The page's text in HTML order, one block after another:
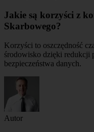
Jakie są korzyści z
Skarbowego?
Korzyści to oszczędność
środowisko dzięki redukcji
bezpieczeństwa danych.
Autor